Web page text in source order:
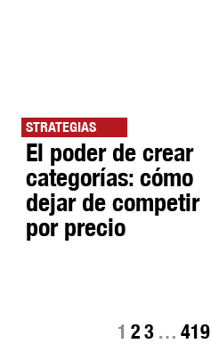
STRATEGIAS
El poder de crear
categorías: cómo
dejar de competir
por precio
1 23 … 419